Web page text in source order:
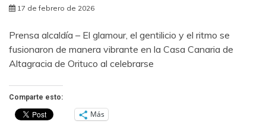
17 de febrero de 2026
​Prensa alcaldía – El glamour, el gentilicio y el ritmo se
fusionaron de manera vibrante en la Casa Canaria de
Altagracia de Orituco al celebrarse
Comparte esto:
Más